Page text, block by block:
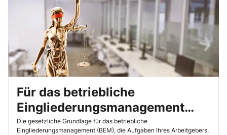
Für das betriebliche
Eingliederungsmanagement
gibt das SGB IX den Ton an
Die gesetzliche Grundlage für das betriebliche
Eingliederungsmanagement (BEM), die Aufgaben Ihres Arbeitgebers,